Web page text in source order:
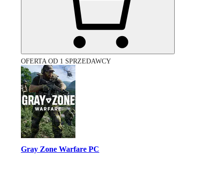
OFERTA OD 1 SPRZEDAWCY
Gray Zone Warfare PC